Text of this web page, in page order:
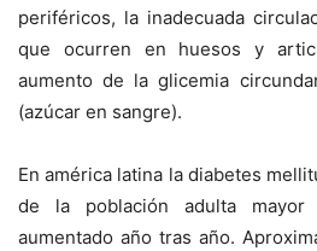
periféricos, la inadecuada
que ocurren en huesos y
aumento de la glicemia
(azúcar en sangre).
En américa latina la diabetes
de la población adulta
aumentado año tras año.